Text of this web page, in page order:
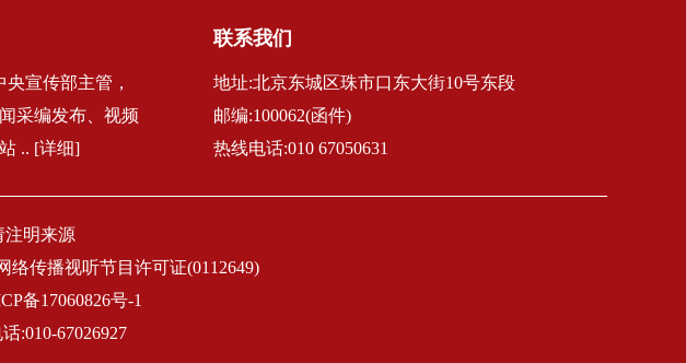
宣传部主管，
采编发布、视频
.. [详细]
联系我们
地址:北京东城区珠市口东大街10号东段
邮编:100062(函件)
热线电话:010 67050631
注明来源
络传播视听节目许可证(0112649)
备17060826号-1
:010-67026927